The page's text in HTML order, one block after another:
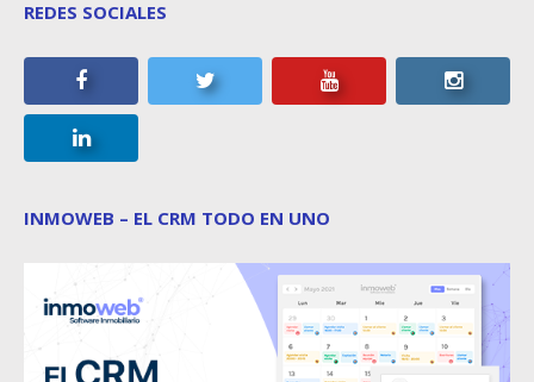
REDES SOCIALES
INMOWEB – EL CRM TODO EN UNO